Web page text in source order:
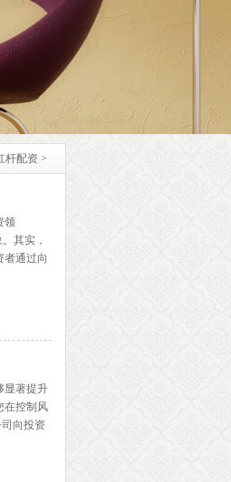
杆配资 >
领
其实，
通过向
高比例
显著提升
在控制风
向投资
于50万